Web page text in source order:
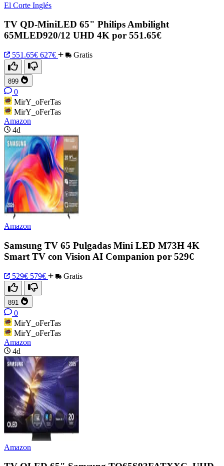
El Corte Inglés
TV QD-MiniLED 65" Philips Ambilight
65MLED920/12 UHD 4K por 551.65€
551.65€ 627€ Gratis
899
0
MirY_oFerTas
MirY_oFerTas
Amazon
4d
Amazon
Samsung TV 65 Pulgadas Mini LED M73H 4K
Smart TV con Vision AI Companion por 529€
529€ 579€ Gratis
891
0
MirY_oFerTas
MirY_oFerTas
Amazon
4d
Amazon